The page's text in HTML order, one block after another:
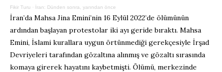
Fikir Turu · İran: Dünden sonra, yarından önce
İran’da Mahsa Jina Emini’nin 16 Eylül 2022’de ölümünün
ardından başlayan protestolar iki ayı geride bıraktı. Mahsa
Emini, İslami kurallara uygun örtünmediği gerekçesiyle İrşad
Devriyeleri tarafından gözaltına alınmış ve gözaltı sırasında
komaya girerek hayatını kaybetmişti. Ölümü, merkezinde